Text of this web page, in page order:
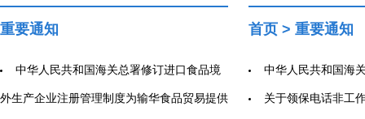
重要通知
中华人民共和国海关总署修订进口食品境
外生产企业注册管理制度为输华食品贸易提供
首页 > 重要通知
中华人民共和国海
关于领保电话非工